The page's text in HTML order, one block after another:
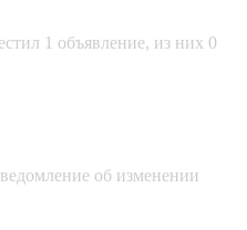
1 объявление, из них 0
об изменении